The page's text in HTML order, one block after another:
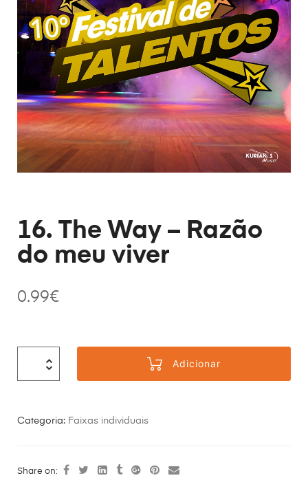
16. The Way – Razão
do meu viver
0.99€
Adicionar
Categoria: Faixas individuais
Share on: